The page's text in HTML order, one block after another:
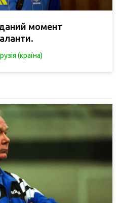
даний момент
(країна)